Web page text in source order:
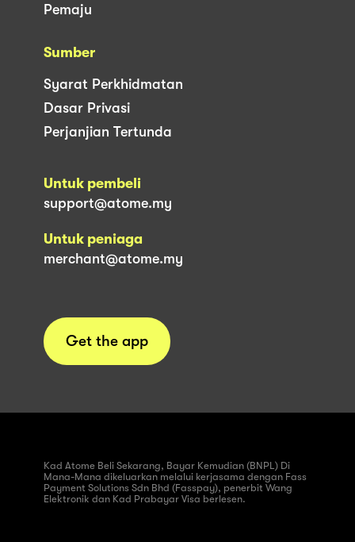
Pemaju
Sumber
Syarat Perkhidmatan
Dasar Privasi
Perjanjian Tertunda
Untuk pembeli
support@atome.my
Untuk peniaga
merchant@atome.my
Get the app
Kad Atome Beli Sekarang, Bayar Kemudian (BNPL) Di
Mana-Mana dikeluarkan melalui kerjasama dengan Fass
Payment Solutions Sdn Bhd (Fasspay), penerbit Wang
Elektronik dan Kad Prabayar Visa berlesen.